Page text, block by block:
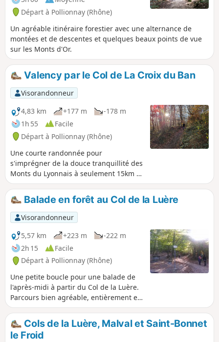
Départ à Pollionnay (Rhône)
Un agréable itinéraire forestier avec une alternance de
montées et de descentes et quelques beaux points de vue
sur les Monts d'Or.
Valency par le Col de La Croix du Ban
Visorandonneur
4,83 km
+177 m
-178 m
1h 55
Facile
Départ à Pollionnay (Rhône)
Une courte randonnée pour
s'imprégner de la douce tranquillité des
Monts du Lyonnais à seulement 15km à
vol d'oiseau de la Place Bellecour (Lyon).
Ce circuit se trouve également tout près
des communes voisines : Tassin,
Craponne, Saint-Genis-les-Ollières,et
Charbonnières-les-Bains. Vous
découvrirez le calme de la forêt avec
des arbres remarquables, la quiétude
de petits ruisseaux et des vues
imprenables sur Lyon. En prime, et
suivant les conditions, vue sur les Alpes
et le Mont Blanc.
Balade en forêt au Col de la Luère
Visorandonneur
5,57 km
+223 m
-222 m
2h 15
Facile
Départ à Pollionnay (Rhône)
Une petite boucle pour une balade de
l'après-midi à partir du Col de la Luère.
Parcours bien agréable, entièrement en
forêt, sur des chemins et sentiers
faciles.Cols de la Luère, Malval et Saint-Bonnet
le Froid